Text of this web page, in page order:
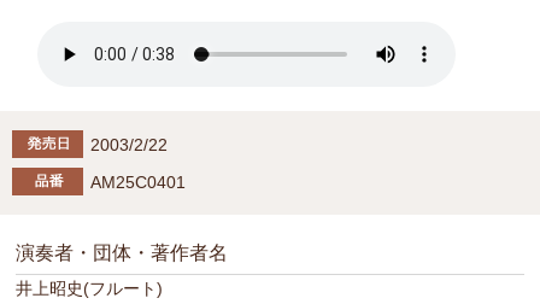
2003/2/22
AM25C0401
演奏者・団体・著作者名
井上昭史(フルート)